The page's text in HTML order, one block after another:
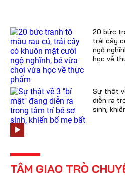
20 bức
trái cây
ngộ
học về
Sự thật
diễn ra
sinh,
TÂM GIAO TRÒ